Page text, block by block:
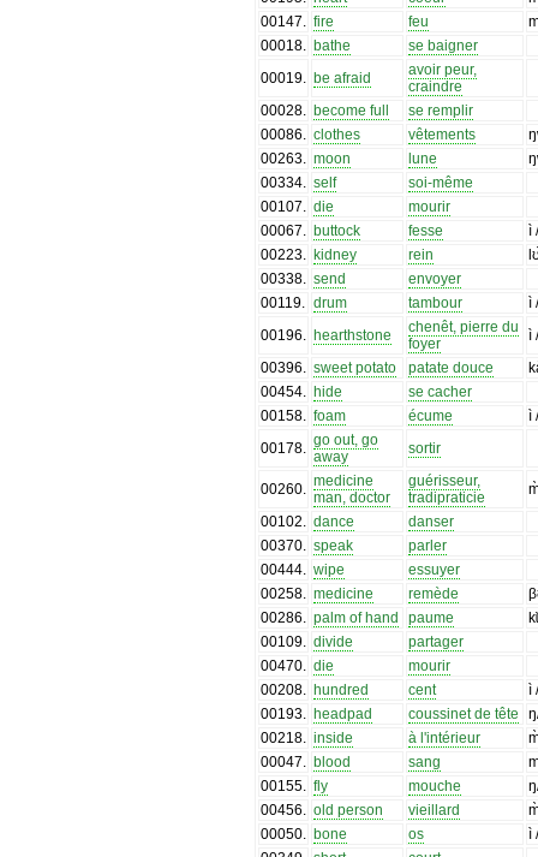
00147. fire feu
00018. bathe
se baigner
00019. be afraid
avoir peur,
craindre
00028. become full
se remplir
00086. clothes vêtements
00263. moon lune
00334. self
soi-même
00107. die
mourir
00067. buttock fesse
ì
00223. kidney rein
00338. send
envoyer
00119. drum tambour
ì
00196. hearthstone
chenêt, pierre du
foyer
ì
00396. sweet potato patate douce
00454. hide
se cacher
00158. foam écume
ì
00178. go out, go
away
sortir
00260. medicine
man, doctor
guérisseur,
tradipraticie
00102. dance
danser
00370. speak
parler
00444. wipe
essuyer
00258. medicine remède
00286. palm of hand paume
00109. divide
partager
00470. die
mourir
00208. hundred cent
ì
00193. headpad coussinet de tête
00218. inside à l'intérieur
00047. blood sang
00155. fly mouche
00456. old person vieillard
00050. bone os
ì